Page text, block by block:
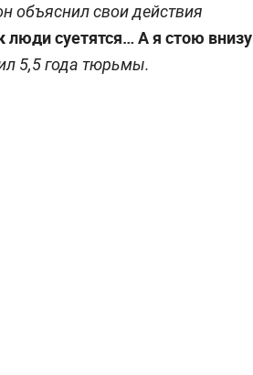
объяснил свои действия
люди суетятся… А я стою внизу
5,5 года тюрьмы.